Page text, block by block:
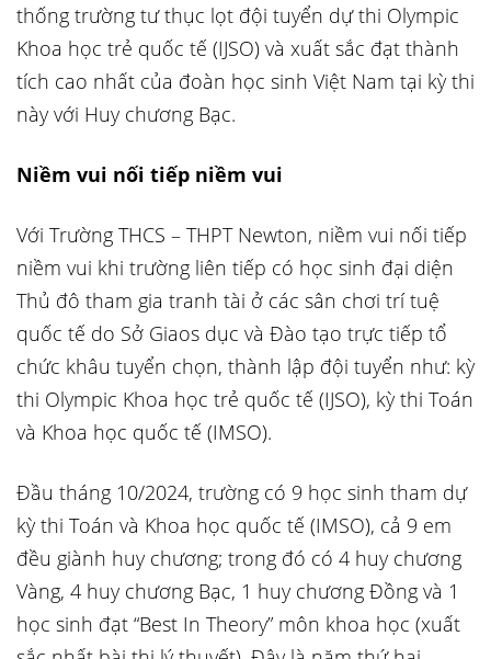
thống trường tư thục lọt đội tuyển dự thi Olympic
Khoa học trẻ quốc tế (IJSO) và xuất sắc đạt thành
tích cao nhất của đoàn học sinh Việt Nam tại kỳ thi
này với Huy chương Bạc.
Niềm vui nối tiếp niềm vui
Với Trường THCS – THPT Newton, niềm vui nối tiếp
niềm vui khi trường liên tiếp có học sinh đại diện
Thủ đô tham gia tranh tài ở các sân chơi trí tuệ
quốc tế do Sở Giaos dục và Đào tạo trực tiếp tổ
chức khâu tuyển chọn, thành lập đội tuyển như: kỳ
thi Olympic Khoa học trẻ quốc tế (IJSO), kỳ thi Toán
và Khoa học quốc tế (IMSO).
Đầu tháng 10/2024, trường có 9 học sinh tham dự
kỳ thi Toán và Khoa học quốc tế (IMSO), cả 9 em
đều giành huy chương; trong đó có 4 huy chương
Vàng, 4 huy chương Bạc, 1 huy chương Đồng và 1
học sinh đạt “Best In Theory” môn khoa học (xuất